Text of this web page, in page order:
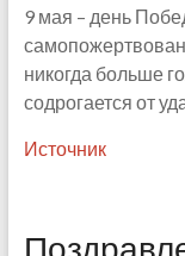
9 мая – день
никогда больше
содрогается от
Источник